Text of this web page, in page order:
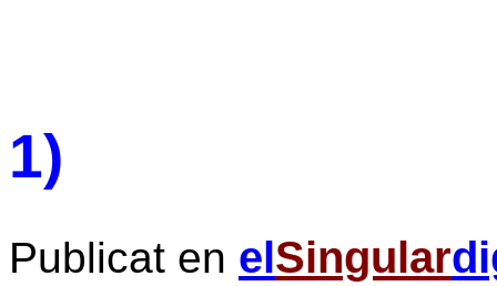
1)
Publicat en elSingular